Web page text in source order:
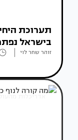
תערוכת
בישראל
זוהר שחר לוי
אדריכלות מהעולם